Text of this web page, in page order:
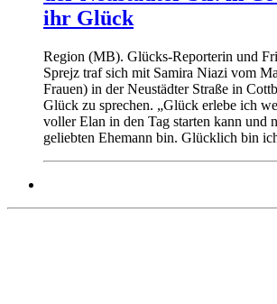
ihr Glück
Region (MB). Glücks-Reporterin und
Sprejz traf sich mit Samira Niazi vom
Frauen) in der Neustädter Straße in
Glück zu sprechen. „Glück erlebe ich
voller Elan in den Tag starten kann und
geliebten Ehemann bin. Glücklich bin